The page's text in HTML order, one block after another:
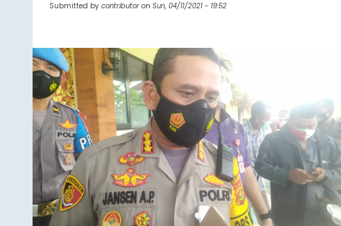
Submitted by contributor on Sun, 04/11/2021 - 19:52